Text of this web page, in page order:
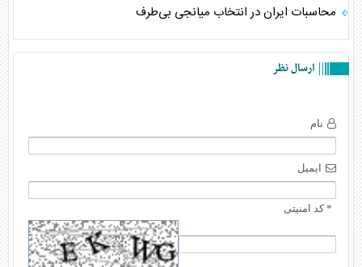
محاسبات ایران در انتخاب میانجی بی‌طرف
ارسال نظر
نام
ایمیل
* کد امنیتی